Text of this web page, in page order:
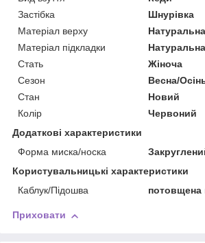
Застібка
Шнурівка
Матеріал верху
Матеріал підкладки
Стать
Жіноча
Сезон
Весна/
Стан
Новий
Колір
Червоний
Додаткові характеристики
Форма миска/носка
Користувальницькі характеристики
Каблук/Підошва
потовщена
Приховати